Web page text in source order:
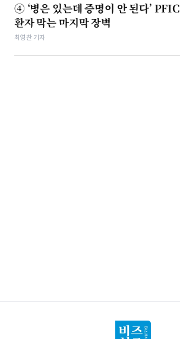
④ ‘병은 있는데 증명이 안 된다’ PFIC
환자 막는 마지막 장벽
최영찬 기자